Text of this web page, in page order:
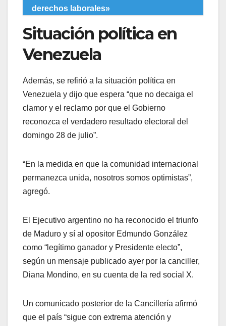
derechos laborales»
Situación política en
Venezuela
Además, se refirió a la situación política en
Venezuela y dijo que espera “que no decaiga el
clamor y el reclamo por que el Gobierno
reconozca el verdadero resultado electoral del
domingo 28 de julio”.
“En la medida en que la comunidad internacional
permanezca unida, nosotros somos optimistas”,
agregó.
El Ejecutivo argentino no ha reconocido el triunfo
de Maduro y sí al opositor Edmundo González
como “legítimo ganador y Presidente electo”,
según un mensaje publicado ayer por la canciller,
Diana Mondino, en su cuenta de la red social X.
Un comunicado posterior de la Cancillería afirmó
que el país “sigue con extrema atención y